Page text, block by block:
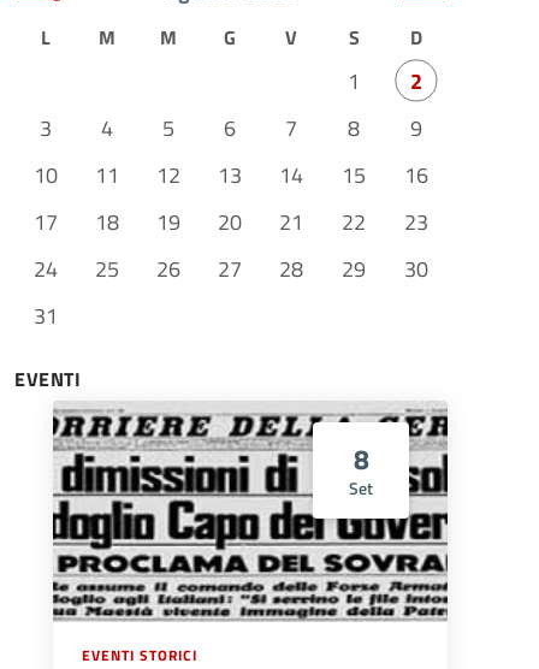
L M M G V S D
1
2
3
4 5 6 7 8
9
10
11 12 13 14 15
16
17
18 19 20 21 22
23
24
25 26 27 28 29
30
31
EVENTI
8
Set
EVENTI STORICI